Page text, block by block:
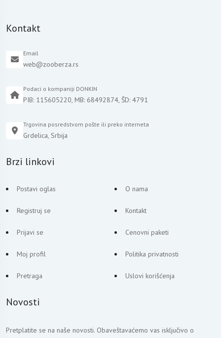
Kontakt
Email
web@zooberza.rs
Podaci o kompaniji DONKIN
PIB: 115605220, MB: 68492874, ŠD: 4791
Trgovina posredstvom pošte ili preko interneta
Grdelica, Srbija
Brzi linkovi
Postavi oglas
Registruj se
Prijavi se
Moj profil
Pretraga
O nama
Kontakt
Cenovni paketi
Politika privatnosti
Uslovi korišćenja
Novosti
Pretplatite se na naše novosti. Obaveštavaćemo vas isključivo o